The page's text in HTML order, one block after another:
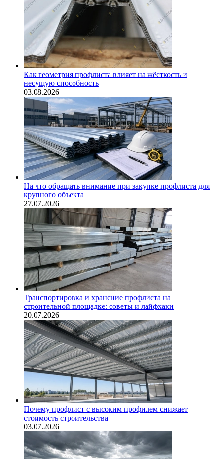
Как геометрия профлиста влияет на жёсткость и
несущую способность
03.08.2026
На что обращать внимание при закупке профлиста для
крупного объекта
27.07.2026
Транспортировка и хранение профлиста на
строительной площадке: советы и лайфхаки
20.07.2026
Почему профлист с высоким профилем снижает
стоимость строительства
03.07.2026